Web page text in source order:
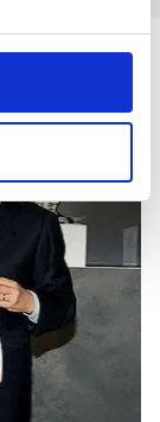
yaparken
sunmak
adına
noktada,
tek gelir
vermedikleri